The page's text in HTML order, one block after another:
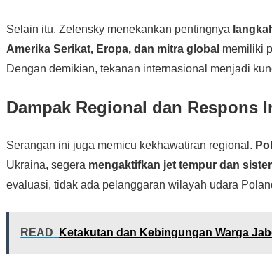
Selain itu, Zelensky menekankan pentingnya
Amerika Serikat, Eropa, dan mitra global memiliki
Dengan demikian, tekanan internasional menjadi
Dampak Regional dan Respons
Serangan ini juga memicu kekhawatiran regional.
Ukraina, segera mengaktifkan jet tempur dan
evaluasi, tidak ada pelanggaran wilayah udara
READ Ketakutan dan Kebingungan Warga